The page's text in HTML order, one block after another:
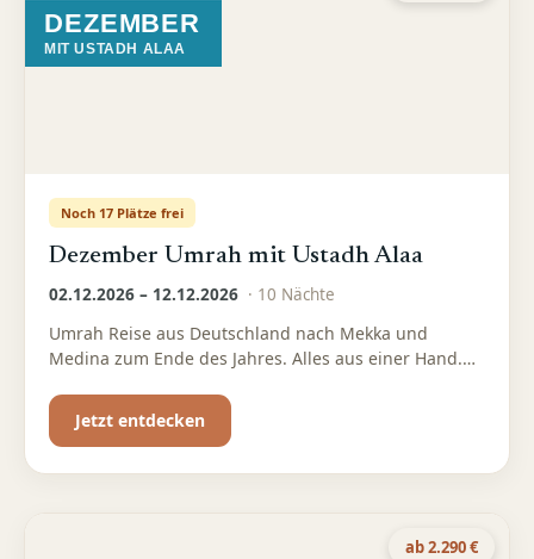
DEZEMBER
MIT USTADH ALAA
Noch 17 Plätze frei
Dezember Umrah mit Ustadh Alaa
02.12.2026 – 12.12.2026 · 10 Nächte
Umrah Reise aus Deutschland nach Mekka und
Medina zum Ende des Jahres. Alles aus einer Hand.
Jetzt entdecken
ab 2.290 €